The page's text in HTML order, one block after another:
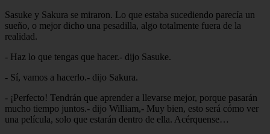
Sasuke y Sakura se miraron. Lo que estaba sucediendo parecía un
sueño, o mejor dicho una pesadilla, algo totalmente fuera de la
realidad.
- Haz lo que tengas que hacer.- dijo Sasuke.
- Sí, vamos a hacerlo.- dijo Sakura.
- ¡Perfecto! Tendrán que aprender a llevarse mejor, porque pasarán
mucho tiempo juntos.- dijo William,- Muy bien, esto será cómo ver
una película, solo que estarán dentro de ella. Acérquense…